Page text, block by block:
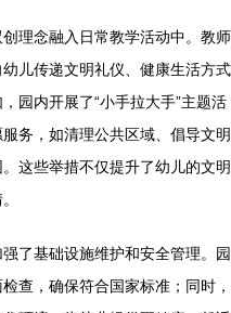
理念融入日常教学活动中。教师
儿传递文明礼仪、健康生活方式
园内开展了“小手拉大手”主题活
务，如清理公共区域、倡导文明
这些举措不仅提升了幼儿的文明
了基础设施维护和安全管理。园
查，确保符合国家标准；同时，